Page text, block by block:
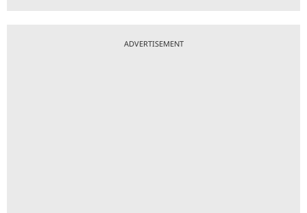
ADVERTISEMENT